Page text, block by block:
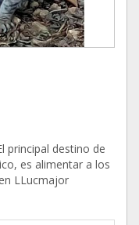
principal destino de
es alimentar a los
LLucmajor